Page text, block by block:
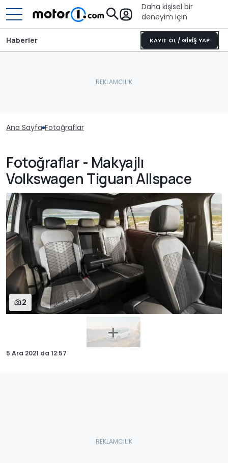
Daha kişisel bir
deneyim için
KAYIT OL / GİRİŞ YAP
Haberler
Ana Sayfa Fotoğraflar
Fotoğraflar - Makyajlı
Volkswagen Tiguan Allspace
2
5 Ara 2021 da 12:57